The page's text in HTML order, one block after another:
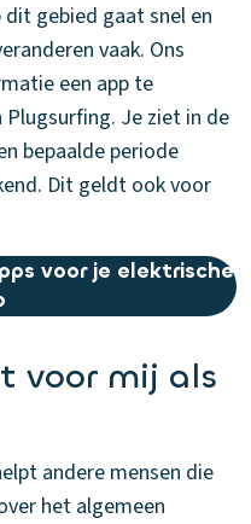
gebied gaat snel en
vaak. Ons
een app te
Je ziet in de
bepaalde periode
Dit geldt ook voor
voor je elektrische
voor mij als
andere mensen die
het algemeen